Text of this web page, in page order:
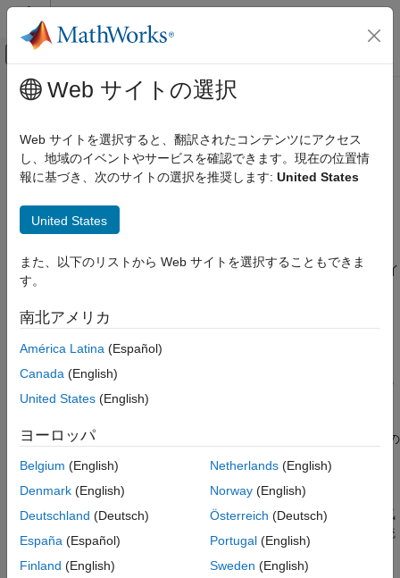
コンテンツへスキップ
オフキャンバス ナビゲーション メ
ドキュメンテーションのホーム
カテゴリ
Simscape
Simscape Battery
Simscape Driveline
Simscape Electrical
Simscape Fluids
Simscape Multibody
マルチボディ モデリング
シミュレーションと解析
展開
Simscape の機械インターフェイス
メインコンテンツ
Simscape Multibody
マルチボディ機械システムのモデル化とシミュレーション
リリース ノート
PDF 版ドキュメンテーション
Simscape™ Multibody™
ルチボディ シミュレーション環境を提供します。ボディ、ジョイ
ント、拘束、力の要素、センサーなどを表すブロックを使用し
て、マルチボディ システムをモデル化できます。
Multibodyは機械システム全体の運動方程式を定式化し、それを
解きます。すべての質量、慣性、ジョイント、拘束、3D ジオメ
す。自動的に生成される 3D アニメーションにより、システムの
ダイナミクスが可視化されます。
Simscape Multibody
は、制御システムの開発とシステムレベルの
使用してモデルをパラメーター化し、Simulink ® でマルチボディ
システムの制御システムを設計することができます。Simscape
製品ファミリのコンポーネントを使用して、油圧システム、電気
システム、空気圧システム、その他の物理システムをモデルに統
合できます。モデルをハードウェアインザループ (HIL) システム
などの他のシミュレーション環境に展開するために、
Web サイトの選択
Web サイトを選択すると、翻訳されたコンテンツにアクセス
し、地域のイベントやサービスを確認できます。現在の位置情
報に基づき、次のサイトの選択を推奨します: United States
United States
また、以下のリストから Web サイトを選択することもできま
す。
南北アメリカ
América Latina (Español)
Canada (English)
United States (English)
ヨーロッパ
Belgium (English)
Denmark (English)
Deutschland (Deutsch)
España (Español)
Finland (English)
Netherlands(English)
Norway(English)
Österreich (Deutsch)
Portugal(English)
Sweden (English)